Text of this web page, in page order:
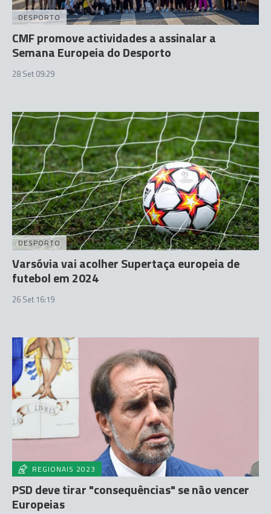
DESPORTO
CMF promove actividades a assinalar a
Semana Europeia do Desporto
28 Set 09:29
DESPORTO
Varsóvia vai acolher Supertaça europeia de
futebol em 2024
26 Set 16:19
REGIONAIS 2023
PSD deve tirar "consequências" se não vencer
Europeias